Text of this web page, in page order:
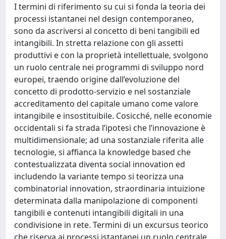
I termini di riferimento su cui si fonda la teoria dei
processi istantanei nel design contemporaneo,
sono da ascriversi al concetto di beni tangibili ed
intangibili. In stretta relazione con gli assetti
produttivi e con la proprietà intellettuale, svolgono
un ruolo centrale nei programmi di sviluppo nord
europei, traendo origine dall’evoluzione del
concetto di prodotto-servizio e nel sostanziale
accreditamento del capitale umano come valore
intangibile e insostituibile. Cosicché, nelle economie
occidentali si fa strada l’ipotesi che l’innovazione è
multidimensionale; ad una sostanziale riferita alle
tecnologie, si affianca la knowledge based che
contestualizzata diventa social innovation ed
includendo la variante tempo si teorizza una
combinatorial innovation, straordinaria intuizione
determinata dalla manipolazione di componenti
tangibili e contenuti intangibili digitali in una
condivisione in rete. Termini di un excursus teorico